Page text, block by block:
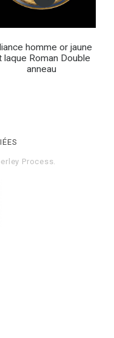
homme or jaune
laque Roman Double
anneau
Process.